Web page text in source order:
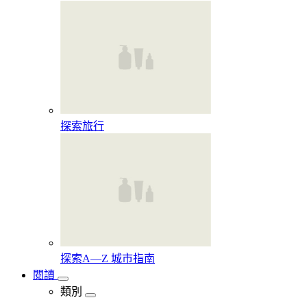
探索旅行
探索A—Z 城市指南
閱讀
類別